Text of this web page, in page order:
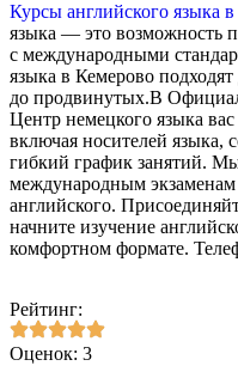
Курсы английского языка
языка — это возможность
с международными
языка в Кемерово
до продвинутых.В
Центр немецкого языка
включая носителей языка,
гибкий график занятий.
международным
английского.
начните изучение
комфортном формате.
Рейтинг:
Оценок: 3